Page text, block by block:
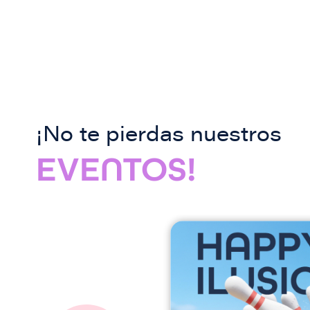
¡No te pierdas nuestros
EVENTOS!
I
g